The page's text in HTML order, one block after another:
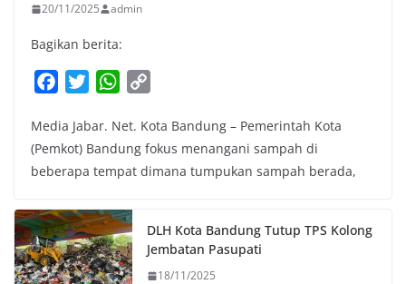
20/11/2025 admin
Bagikan berita:
c
e
b
o
k
i
t
t
r
W
a
t
s
p
p
p
y
L
n
k
Media Jabar. Net. Kota Bandung – Pemerintah Kota
(Pemkot) Bandung fokus menangani sampah di
beberapa tempat dimana tumpukan sampah berada,
DLH Kota Bandung Tutup TPS Kolong
Jembatan Pasupati
18/11/2025